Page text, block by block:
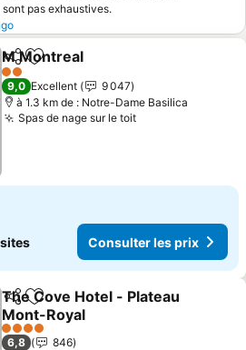
pas exhaustives.
PartagerAjouter à mes favoris
M Montreal
2 Étoiles
9,0 Excellent
9 047
à 1.3 km de : Notre-Dame Basilica
Spas de nage sur le toitConsulter les
Consulter les prix
PartagerAjouter à mes favoris
The Cove Hotel - Plateau
Mont-Royal
Consulter les prix
4 Étoiles
6,8
846